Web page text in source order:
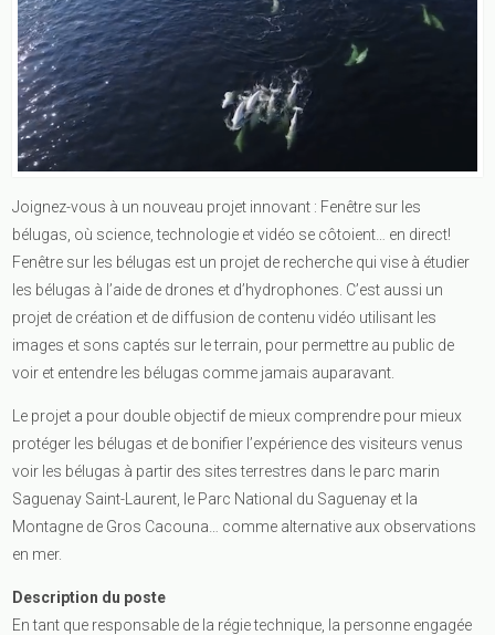
Joignez-vous à un nouveau projet innovant : Fenêtre sur les
bélugas, où science, technologie et vidéo se côtoient… en direct!
Fenêtre sur les bélugas est un projet de recherche qui vise à étudier
les bélugas à l’aide de drones et d’hydrophones. C’est aussi un
projet de création et de diffusion de contenu vidéo utilisant les
images et sons captés sur le terrain, pour permettre au public de
voir et entendre les bélugas comme jamais auparavant.
Le projet a pour double objectif de mieux comprendre pour mieux
protéger les bélugas et de bonifier l’expérience des visiteurs venus
voir les bélugas à partir des sites terrestres dans le parc marin
Saguenay Saint-Laurent, le Parc National du Saguenay et la
Montagne de Gros Cacouna… comme alternative aux observations
en mer.
Description du poste
En tant que responsable de la régie technique, la personne engagée